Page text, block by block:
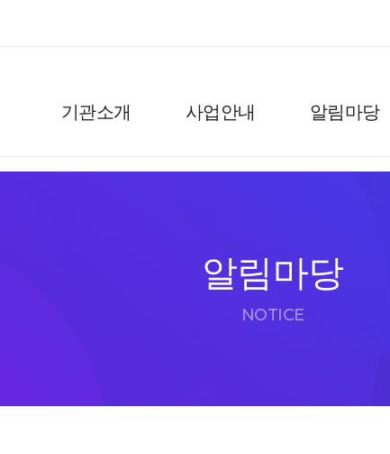
기관소개 사업안내 알림마당
알림마당
NOTICE